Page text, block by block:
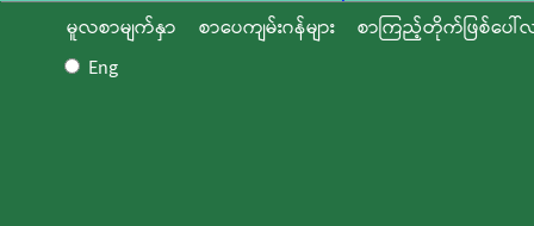
မူလစာမျက်နှာ စာပေကျမ်းဂန်များ
စာကြည့်တိုက်ဖြစ်ပေါ်
Eng